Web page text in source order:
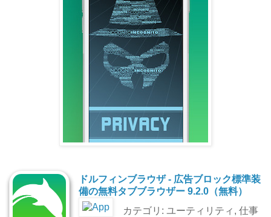
ドルフィンブラウザ - 広告ブロック標準装
備の無料タブブラウザー 9.2.0（無料）
カテゴリ: ユーティリティ, 仕事